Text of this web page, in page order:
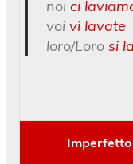
noi ci
voi vi lavate
loro/Loro si
Imperfetto